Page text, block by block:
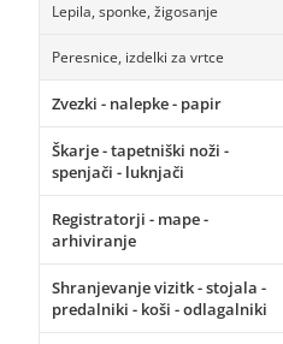
Lepila, sponke, žigosanje
Peresnice, izdelki za vrtce
Zvezki - nalepke - papir
Škarje - tapetniški noži -
spenjači - luknjači
Registratorji - mape -
arhiviranje
Shranjevanje vizitk - stojala -
predalniki - koši - odlagalniki